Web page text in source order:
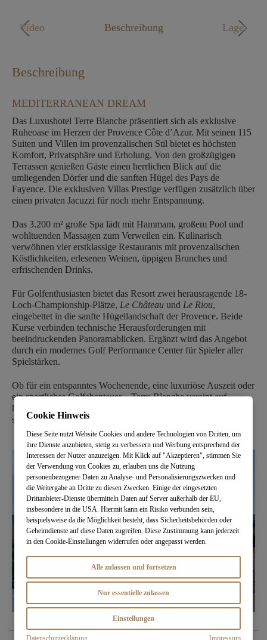
Beschreibung Lage
Video
Beschreibung
MEDITERRANEAN DREAM
Das Luxushotel Terre Blanche präsentiert sich als exklusive
Ruheoase im Herzen der Provence Côte d’Azur. Mit seinen 115
Suiten und Villen im provenzalischen Stil bietet es höchsten
Komfort, Privatsphäre und Erholung. Von den großzügigen
Terrassen genießen Gäste einen herrlichen Blick auf die
umliegenden Dörfer und die sanften Hügel des Pays de
Fayence. Die exklusiven Villas Prestige verfügen zusätzlich über
einen privaten Jacuzzi für noch mehr Entspannung.
Das 3.200 m² große Spa lädt mit Hammam, großem Pool und
wohltuenden Massagen zum Verweilen ein. Kulinarisch
verwöhnen vier erstklassige Restaurants mit provenzalischen
Köstlichkeiten, erlesenen Weinen, üppigen Brunches und
erfrischenden Drinks.
Für Golfenthusiasten bietet das Resort zwei herausragende 18-
Loch-Championship-Plätze, Le Château und Le Riou,
eingebettet in die sanfte Hügellandschaft der Provence. Beide
Kurse verbinden technische Herausforderungen mit
beeindruckenden Panoramablicken. Ergänzt wird das Angebot
durch ein modernes Golf Performance Center für Spieler aller
Spielstärken.
Ob für ein entspanntes Wochenende, eine luxuriöse Auszeit oder
ein sportliches Golfabenteuer – Terre Blanche vereint auf
harmonische Weise Luxus, Natur und Sport in einer der
schönsten Regionen Frankreichs.
Cookie Hinweis
Diese Seite nutzt Website Cookies und andere Technologien von Dritten, um
ihre Dienste anzubieten, stetig zu verbessern und Werbung entsprechend der
Interessen der Nutzer anzuzeigen. Mit Klick auf "Akzeptieren", stimmen Sie
der Verwendung von Cookies zu, erlauben uns die Nutzung
personenbezogener Daten zu Analyse- und Personalisierungszwecken und
die Weitergabe an Dritte zu diesen Zwecken. Einige der eingesetzten
Drittanbieter-Dienste übermitteln Daten auf Server außerhalb der EU,
insbesondere in die USA. Hiermit kann ein Risiko verbunden sein,
beispielsweise da die Möglichkeit besteht, dass Sicherheitsbehörden oder
Geheimdienste auf diese Daten zugreifen. Diese Zustimmung kann jederzeit
in den Cookie-Einstellungen widerrufen oder angepasst werden.
Alle zulassen und fortsetzen
Nur essentielle zulassen
Einstellungen
Datenschutzerklärung Impressum